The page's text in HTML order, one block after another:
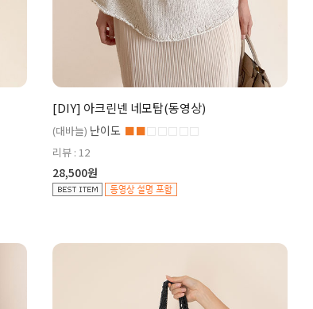
[DIY] 아크린넨 네모탑(동영상)
(대바늘) 난이도 ■■□□□□□
리뷰 : 12
28,500원